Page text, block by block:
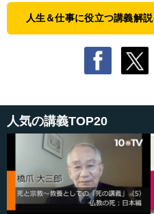
人生＆仕事に役立つ講義解
人気の講義TOP20